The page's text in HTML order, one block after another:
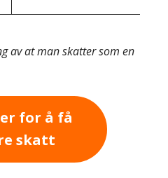
av at man skatter som en
for å få
skatt